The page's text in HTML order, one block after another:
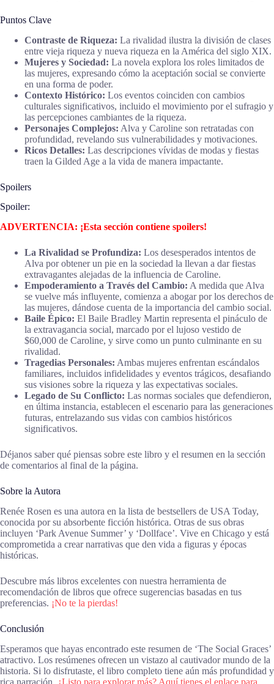
Puntos Clave
Contraste de Riqueza: La rivalidad ilustra la división de clases
entre vieja riqueza y nueva riqueza en la América del siglo XIX.
Mujeres y Sociedad: La novela explora los roles limitados de
las mujeres, expresando cómo la aceptación social se convierte
en una forma de poder.
Contexto Histórico: Los eventos coinciden con cambios
culturales significativos, incluido el movimiento por el sufragio y
las percepciones cambiantes de la riqueza.
Personajes Complejos: Alva y Caroline son retratadas con
profundidad, revelando sus vulnerabilidades y motivaciones.
Ricos Detalles: Las descripciones vívidas de modas y fiestas
traen la Gilded Age a la vida de manera impactante.
Spoilers
Spoiler:
ADVERTENCIA: ¡Esta sección contiene spoilers!
La Rivalidad se Profundiza: Los desesperados intentos de
Alva por obtener un pie en la sociedad la llevan a dar fiestas
extravagantes alejadas de la influencia de Caroline.
Empoderamiento a Través del Cambio: A medida que Alva
se vuelve más influyente, comienza a abogar por los derechos de
las mujeres, dándose cuenta de la importancia del cambio social.
Baile Épico: El Baile Bradley Martin representa el pináculo de
la extravagancia social, marcado por el lujoso vestido de
$60,000 de Caroline, y sirve como un punto culminante en su
rivalidad.
Tragedias Personales: Ambas mujeres enfrentan escándalos
familiares, incluidos infidelidades y eventos trágicos, desafiando
sus visiones sobre la riqueza y las expectativas sociales.
Legado de Su Conflicto: Las normas sociales que defendieron,
en última instancia, establecen el escenario para las generaciones
futuras, entrelazando sus vidas con cambios históricos
significativos.
Déjanos saber qué piensas sobre este libro y el resumen en la sección
de comentarios al final de la página.
Sobre la Autora
Renée Rosen es una autora en la lista de bestsellers de USA Today,
conocida por su absorbente ficción histórica. Otras de sus obras
incluyen ‘Park Avenue Summer’ y ‘Dollface’. Vive en Chicago y está
comprometida a crear narrativas que den vida a figuras y épocas
históricas.
Descubre más libros excelentes con nuestra herramienta de
recomendación de libros que ofrece sugerencias basadas en tus
preferencias. ¡No te la pierdas!
Conclusión
Esperamos que hayas encontrado este resumen de ‘The Social Graces’
atractivo. Los resúmenes ofrecen un vistazo al cautivador mundo de la
historia. Si lo disfrutaste, el libro completo tiene aún más profundidad y
rica narración.
¿Listo para explorar más? Aquí tienes el enlace para